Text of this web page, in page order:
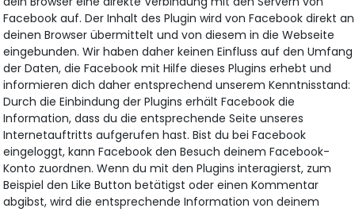
Facebook auf. Der Inhalt des Plugin wird von Facebook direkt an
deinen Browser übermittelt und von diesem in die Webseite
eingebunden. Wir haben daher keinen Einfluss auf den Umfang
der Daten, die Facebook mit Hilfe dieses Plugins erhebt und
informieren dich daher entsprechend unserem Kenntnisstand:
Durch die Einbindung der Plugins erhält Facebook die
Information, dass du die entsprechende Seite unseres
Internetauftritts aufgerufen hast. Bist du bei Facebook
eingeloggt, kann Facebook den Besuch deinem Facebook-
Konto zuordnen. Wenn du mit den Plugins interagierst, zum
Beispiel den Like Button betätigst oder einen Kommentar
abgibst, wird die entsprechende Information von deinem